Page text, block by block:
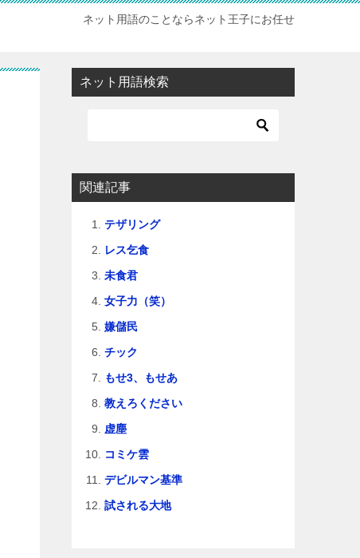
ネット用語のことならネット王子にお任せ
ネット用語検索
関連記事
テザリング
レス乞食
未食君
女子力（笑）
嫌儲民
チック
もせ3、もせあ
教えろください
虚塵
コミケ雲
デビルマン基準
試される大地